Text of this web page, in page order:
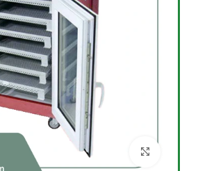
بزرگنمایی تصویر